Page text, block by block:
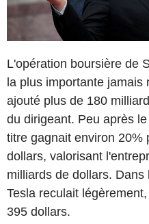
L'opération boursière de
la plus importante jamais
ajouté plus de 180
du dirigeant. Peu après
titre gagnait environ 20%
dollars, valorisant
milliards de dollars.
Tesla reculait
395 dollars.